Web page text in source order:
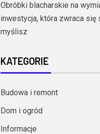
Obróbki blacharskie na
inwestycja, która zwraca się
myślisz
KATEGORIE
Budowa i remont
Dom i ogród
Informacje